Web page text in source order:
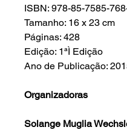
ISBN: 978-85-7585-
Tamanho: 16 x 23 cm
Páginas: 428
Edição: 1ªÌ Edição
Ano de Publicação:
Organizadoras
Solange Muglia